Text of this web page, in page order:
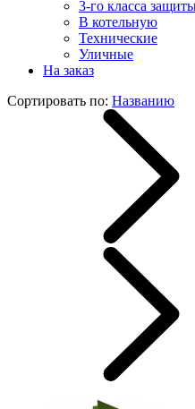
3-го класса
В котельную
Технические
Уличные
На заказ
Сортировать по: Названию